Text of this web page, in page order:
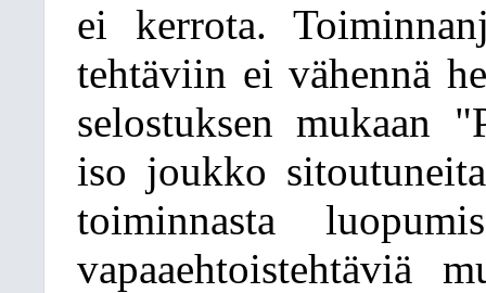
ei kerrota.
tehtäviin ei vähennä
selostuksen mukaan
iso joukko
toiminnasta
vapaaehtoistehtäviä